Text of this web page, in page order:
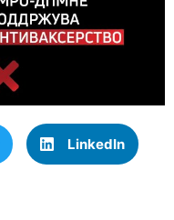
LinkedIn